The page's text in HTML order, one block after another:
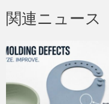
関連ニュース